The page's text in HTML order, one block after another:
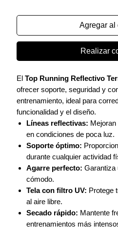
Agregar al
Realizar
El Top Running Reflectivo
ofrecer soporte, seguridad y
entrenamiento, ideal para
funcionalidad y el diseño.
Líneas reflectivas:
en condiciones de poca luz.
Soporte óptimo:
durante cualquier actividad
Agarre perfecto: Garantiza
cómodo.
Tela con filtro UV: Protege
al aire libre.
Secado rápido: Mantente
entrenamientos más